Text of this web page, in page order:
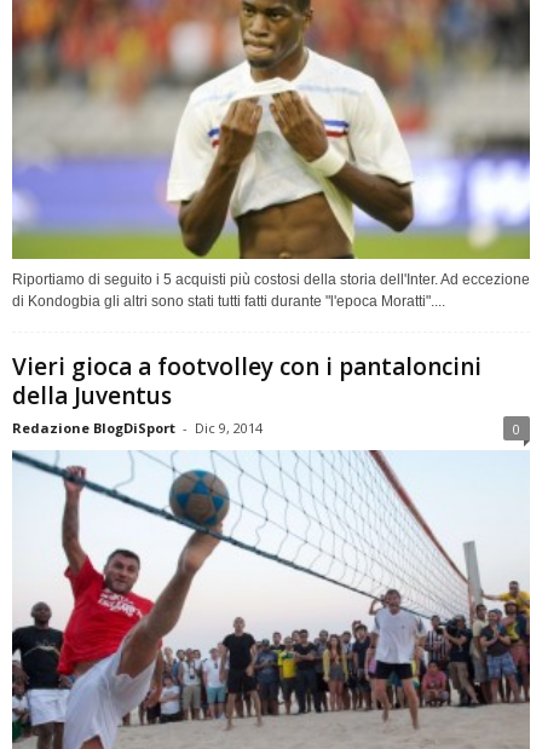
Riportiamo di seguito i 5 acquisti più costosi della storia dell'Inter. Ad eccezione
di Kondogbia gli altri sono stati tutti fatti durante "l'epoca Moratti"....
Vieri gioca a footvolley con i pantaloncini
della Juventus
Redazione BlogDiSport - Dic 9, 2014 0